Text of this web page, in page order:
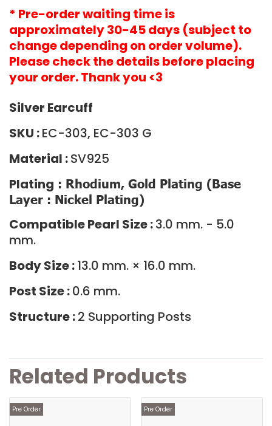
* Pre-order waiting time is
approximately 30-45 days (subject to
change depending on order volume).
Please check the details before placing
your order. Thank you <3
Silver Earcuff
SKU :EC-303, EC-303 G
Material :SV925
Plating : Rhodium, Gold Plating (Base
Layer : Nickel Plating)
Compatible Pearl Size :3.0 mm. - 5.0
mm.
Body Size :13.0 mm. × 16.0 mm.
Post Size :0.6 mm.
Structure :2 Supporting Posts
Related Products
Pre Order Pre Order